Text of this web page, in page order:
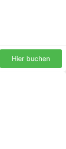
Hier buchen